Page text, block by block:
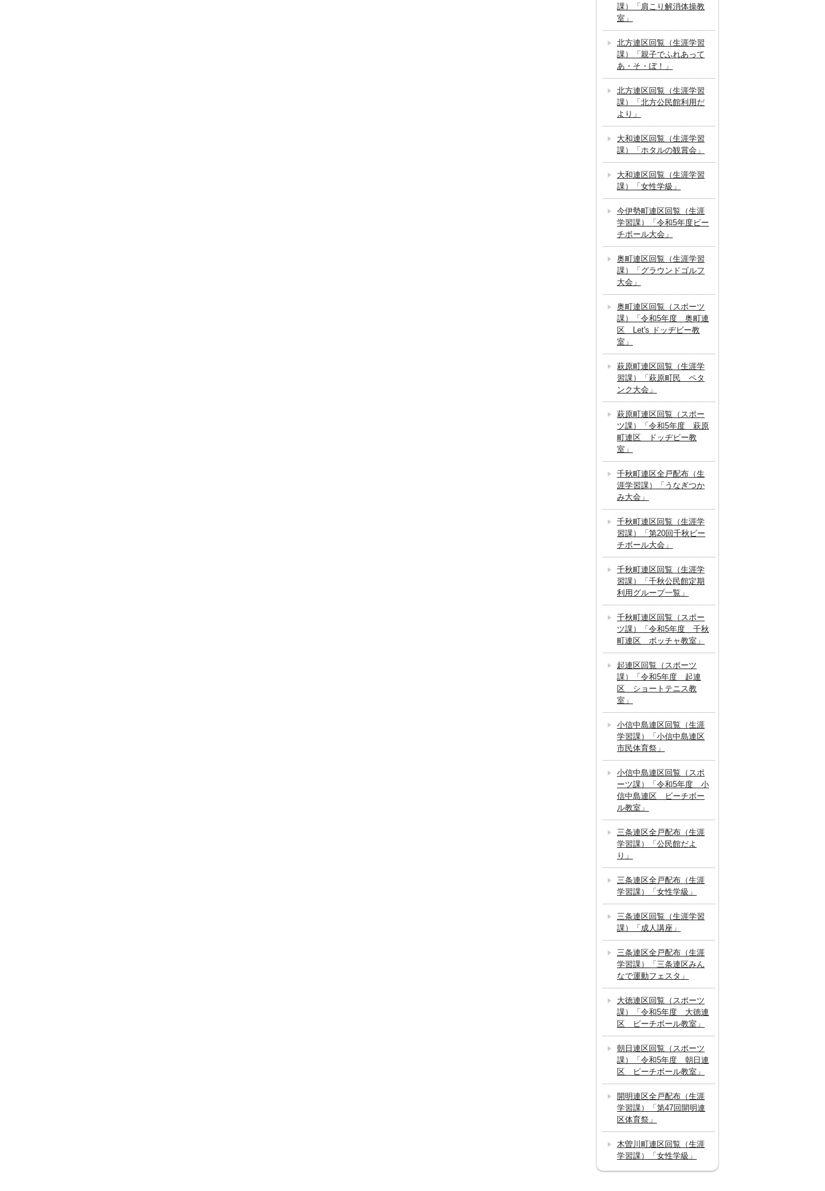
課）「肩こり解消体操教
室」
北方連区回覧（生涯学習
課）「親子でふれあって
あ・そ・ぼ！」
北方連区回覧（生涯学習
課）「北方公民館利用だ
より」
大和連区回覧（生涯学習
課）「ホタルの観賞会」
大和連区回覧（生涯学習
課）「女性学級」
今伊勢町連区回覧（生涯
学習課）「令和5年度ビー
チボール大会」
奥町連区回覧（生涯学習
課）「グラウンドゴルフ
大会」
奥町連区回覧（スポーツ
課）「令和5年度 奥町連
区 Let's ドッヂビー教
室」
萩原町連区回覧（生涯学
習課）「萩原町民 ペタ
ンク大会」
萩原町連区回覧（スポー
ツ課）「令和5年度 萩原
町連区 ドッヂビー教
室」
千秋町連区全戸配布（生
涯学習課）「うなぎつか
み大会」
千秋町連区回覧（生涯学
習課）「第20回千秋ビー
チボール大会」
千秋町連区回覧（生涯学
習課）「千秋公民館定期
利用グループ一覧」
千秋町連区回覧（スポー
ツ課）「令和5年度 千秋
町連区 ボッチャ教室」
起連区回覧（スポーツ
課）「令和5年度 起連
区 ショートテニス教
室」
小信中島連区回覧（生涯
学習課）「小信中島連区
市民体育祭」
小信中島連区回覧（スポ
ーツ課）「令和5年度 小
信中島連区 ビーチボー
ル教室」
三条連区全戸配布（生涯
学習課）「公民館だよ
り」
三条連区全戸配布（生涯
学習課）「女性学級」
三条連区回覧（生涯学習
課）「成人講座」
三条連区全戸配布（生涯
学習課）「三条連区みん
なで運動フェスタ」
大徳連区回覧（スポーツ
課）「令和5年度 大徳連
区 ビーチボール教室」
朝日連区回覧（スポーツ
課）「令和5年度 朝日連
区 ビーチボール教室」
開明連区全戸配布（生涯
学習課）「第47回開明連
区体育祭」
木曽川町連区回覧（生涯
学習課）「女性学級」